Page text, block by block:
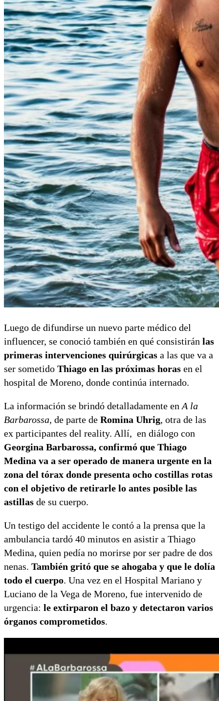
Luego de difundirse un nuevo parte médico del
influencer, se conoció también en qué consistirán las
primeras intervenciones quirúrgicas a las que va a
ser sometido Thiago en las próximas horas en el
hospital de Moreno, donde continúa internado.
La información se brindó detalladamente en A la
Barbarossa, de parte de Romina Uhrig, otra de las
ex participantes del reality. Allí, en diálogo con
Georgina Barbarossa, confirmó que Thiago
Medina va a ser operado de manera urgente en la
zona del tórax donde presenta ocho costillas rotas
con el objetivo de retirarle lo antes posible las
astillas de su cuerpo.
Un testigo del accidente le contó a la prensa que la
ambulancia tardó 40 minutos en asistir a Thiago
Medina, quien pedía no morirse por ser padre de dos
nenas. También gritó que se ahogaba y que le dolía
todo el cuerpo. Una vez en el Hospital Mariano y
Luciano de la Vega de Moreno, fue intervenido de
urgencia: le extirparon el bazo y detectaron varios
órganos comprometidos.